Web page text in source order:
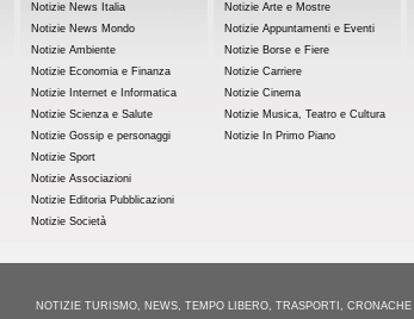
Notizie News Italia
Notizie News Mondo
Notizie Ambiente
Notizie Economia e Finanza
Notizie Internet e Informatica
Notizie Scienza e Salute
Notizie Gossip e personaggi
Notizie Sport
Notizie Associazioni
Notizie Editoria Pubblicazioni
Notizie Società
Notizie Arte e Mostre
Notizie Appuntamenti e Eventi
Notizie Borse e Fiere
Notizie Carriere
Notizie Cinema
Notizie Musica, Teatro e Cultura
Notizie In Primo Piano
NOTIZIE TURISMO, NEWS, TEMPO LIBERO, TRASPORTI,